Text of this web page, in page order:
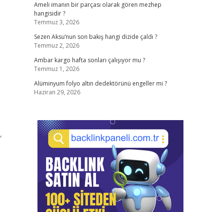
Ameli imanın bir parçası olarak gören mezhep
hangisidir ?
Temmuz 3, 2026
Sezen Aksu’nun son bakış hangi dizide çaldı ?
Temmuz 2, 2026
Ambar kargo hafta sonları çalışıyor mu ?
Temmuz 1, 2026
Alüminyum folyo altın dedektörünü engeller mi ?
Haziran 29, 2026